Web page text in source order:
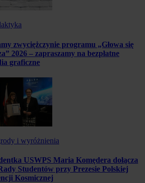
zwyciężczynie programu „Głowa się
2026 – zapraszamy na bezpłatne
graficzne
i wyróżnienia
USWPS Maria Komędera dołącza
Studentów przy Prezesie Polskiej
Kosmicznej